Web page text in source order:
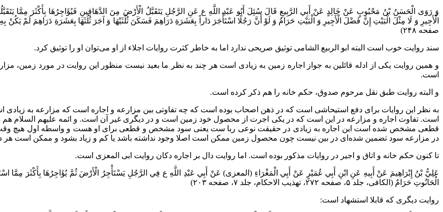
وَ رَوَى الْحَسَنُ بْنُ مَحْبُوبٍ عَنْ خَالِدٍ عَنْ أَبِي الرَّبِيعِ قَالَ سُئِلَ أَبُو عَبْدِ اللَّهِ ع عَنِ الرَّجُلِ يَتَقَبَّلُ الْأَرْضَ مِنَ الدَّهَاقِينِ فَيُؤَاجِرُهَا بِأَكْثَرَ مِمَّا
صفحه ۲۴۸)
سند روایت خوب است البته ابو الربیع الشامی توثیق صریحی ندارد اما به خاطر کثرت روایات اجلاء از او می‌توان او را توثیق کرد.
و همین روایت یکی از ادله قائلین به جواز اجاره زمین به زیادی است هر چند به نظر ما بعید نیست منظور این روایت در مورد زمین،
است.
و البته روایت طبق نقل مرحوم صدوق، حکم خانه را هم ذکر کرده است.
به نظر این روایات برای دفع استیحاشی است که در ذهن اصحاب بوده است که چه تفاوتی بین مزارعه و اجاره است که مزارعه به زیادی
است. تفاوت اجاره و مزارعه در این است که در یکی اجرت از محصول خود زمین است و در دیگری غیر آن است. و ائمه علیهم السلام
قطعی مشخص شده است این اجاره به زیادی در حقیقت نوعی ربا ست یعنی سود مشخص و قطعی برای او هست و واسطه اول هیچ
در مزارعه سود تضمین شده‌ای در بین نیست چون محصول زمین ممکن است اصلا وجود نداشته باشد یا کم و زیاد بشود و ممکن است هر
تا کنون حکم خانه و اتاق و اجیر در روایات مذکور بوده است. اما روایت دال بر اجاره دکان روایت ابی المعزی است.
عَلِيُّ بْنُ إِبْرَاهِيمَ عَنْ أَبِيهِ عَنِ ابْنِ أَبِي عُمَيْرٍ عَنْ أَبِي الْمَغْرَاءِ (المعزی) عَنْ أَبِي عَبْدِ اللَّهِ ع فِي الرَّجُلِ يَسْتَأْجِرُ الْأَرْضَ ثُمَّ يُؤَاجِرُهَا بِأَكْثَرَ مِمَّا
الْحَانُوتِ حَرَامٌ‌ (الکافی، جلد ۵،‌ صفحه ۲۷۲، تهذیب الاحکام، جلد ۷، صفحه ۲۰۳)
روایت دیگری که قابلا استشهاد است: